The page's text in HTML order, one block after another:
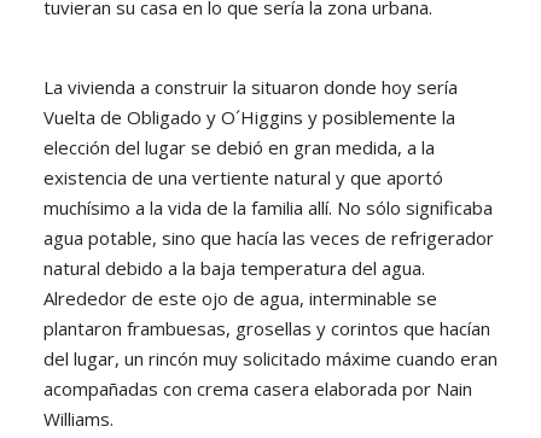
tuvieran su casa en lo que sería la zona urbana.
La vivienda a construir la situaron donde hoy sería
Vuelta de Obligado y O´Higgins y posiblemente la
elección del lugar se debió en gran medida, a la
existencia de una vertiente natural y que aportó
muchísimo a la vida de la familia allí. No sólo significaba
agua potable, sino que hacía las veces de refrigerador
natural debido a la baja temperatura del agua.
Alrededor de este ojo de agua, interminable se
plantaron frambuesas, grosellas y corintos que hacían
del lugar, un rincón muy solicitado máxime cuando eran
acompañadas con crema casera elaborada por Nain
Williams.